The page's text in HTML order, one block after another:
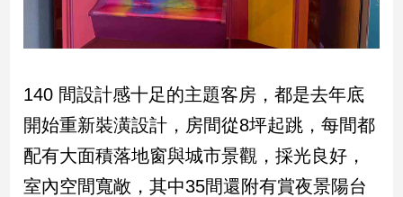
樂
星
聞
流
行/
140 間設計感十足的主題客房，都是去年底
開始重新裝潢設計，房間從8坪起跳，每間都
配有大面積落地窗與城市景觀，採光良好，
室內空間寬敞，其中35間還附有賞夜景陽台